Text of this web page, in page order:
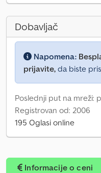
Dobavljač
Napomena:
prijavite, da biste
Poslednji put na mreži:
Registrovan od: 2006
195 Oglasi online
Informacije o ceni